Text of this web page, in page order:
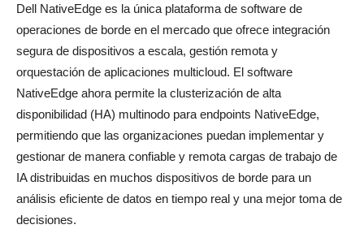
Dell NativeEdge es la única plataforma de software de
operaciones de borde en el mercado que ofrece integración
segura de dispositivos a escala, gestión remota y
orquestación de aplicaciones multicloud. El software
NativeEdge ahora permite la clusterización de alta
disponibilidad (HA) multinodo para endpoints NativeEdge,
permitiendo que las organizaciones puedan implementar y
gestionar de manera confiable y remota cargas de trabajo de
IA distribuidas en muchos dispositivos de borde para un
análisis eficiente de datos en tiempo real y una mejor toma de
decisiones.